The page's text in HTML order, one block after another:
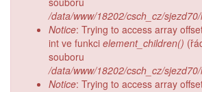
/data/www/18202/csch_cz/
Notice: Trying to access array
int ve funkci element_children()
souboru
/data/www/18202/csch_cz/
Notice: Trying to access array